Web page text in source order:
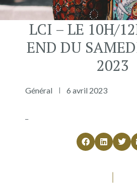
LCI – LE 10H/
END DU
2023
Général 6 avril 2023